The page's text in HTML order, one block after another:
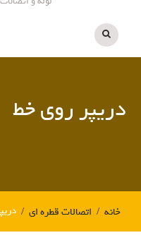
دریپر روی خط
خانه اتصالات قطره ای